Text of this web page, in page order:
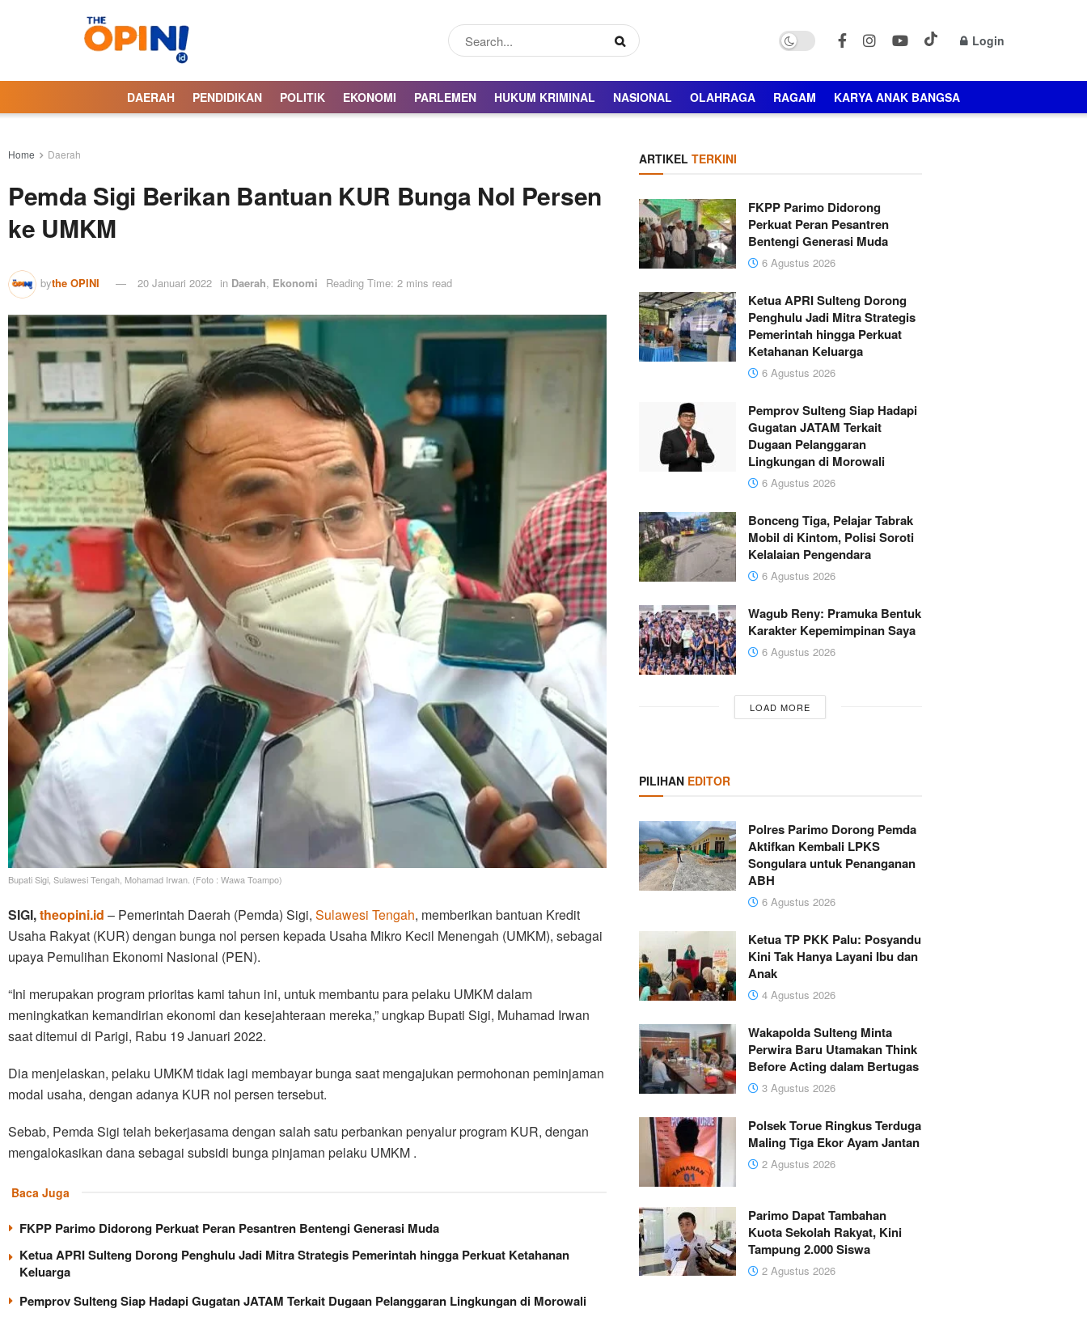
Login
DAERAH PENDIDIKAN POLITIK EKONOMI PARLEMEN HUKUM KRIMINAL NASIONAL OLAHRAGA RAGAM KARYA ANAK BANGSA
Home Daerah
Pemda Sigi Berikan Bantuan KUR Bunga Nol Persen
ke UMKM
bythe OPINI 20 Januari 2022 in Daerah, Ekonomi Reading Time: 2 mins read
Bupati Sigi, Sulawesi Tengah, Mohamad Irwan. (Foto : Wawa Toampo)
SIGI,theopini.id – Pemerintah Daerah (Pemda) Sigi, Sulawesi Tengah, memberikan bantuan Kredit
Usaha Rakyat (KUR) dengan bunga nol persen kepada Usaha Mikro Kecil Menengah (UMKM), sebagai
upaya Pemulihan Ekonomi Nasional (PEN).
“Ini merupakan program prioritas kami tahun ini, untuk membantu para pelaku UMKM dalam
meningkatkan kemandirian ekonomi dan kesejahteraan mereka,” ungkap Bupati Sigi, Muhamad Irwan
saat ditemui di Parigi, Rabu 19 Januari 2022.
Dia menjelaskan, pelaku UMKM tidak lagi membayar bunga saat mengajukan permohonan peminjaman
modal usaha, dengan adanya KUR nol persen tersebut.
Sebab, Pemda Sigi telah bekerjasama dengan salah satu perbankan penyalur program KUR, dengan
mengalokasikan dana sebagai subsidi bunga pinjaman pelaku UMKM .
Baca Juga
FKPP Parimo Didorong Perkuat Peran Pesantren Bentengi Generasi Muda
Ketua APRI Sulteng Dorong Penghulu Jadi Mitra Strategis Pemerintah hingga Perkuat Ketahanan
Keluarga
Pemprov Sulteng Siap Hadapi Gugatan JATAM Terkait Dugaan Pelanggaran Lingkungan di Morowali
ARTIKEL TERKINI
FKPP Parimo Didorong
Perkuat Peran Pesantren
Bentengi Generasi Muda
6 Agustus 2026
Ketua APRI Sulteng Dorong
Penghulu Jadi Mitra Strategis
Pemerintah hingga Perkuat
Ketahanan Keluarga
6 Agustus 2026
Pemprov Sulteng Siap Hadapi
Gugatan JATAM Terkait
Dugaan Pelanggaran
Lingkungan di Morowali
6 Agustus 2026
Bonceng Tiga, Pelajar Tabrak
Mobil di Kintom, Polisi Soroti
Kelalaian Pengendara
6 Agustus 2026
Wagub Reny: Pramuka Bentuk
Karakter Kepemimpinan Saya
6 Agustus 2026
LOAD MORE
PILIHAN EDITOR
Polres Parimo Dorong Pemda
Aktifkan Kembali LPKS
Songulara untuk Penanganan
ABH
6 Agustus 2026
Ketua TP PKK Palu: Posyandu
Kini Tak Hanya Layani Ibu dan
Anak
4 Agustus 2026
Wakapolda Sulteng Minta
Perwira Baru Utamakan Think
Before Acting dalam Bertugas
3 Agustus 2026
Polsek Torue Ringkus Terduga
Maling Tiga Ekor Ayam Jantan
2 Agustus 2026
Parimo Dapat Tambahan
Kuota Sekolah Rakyat, Kini
Tampung 2.000 Siswa
2 Agustus 2026